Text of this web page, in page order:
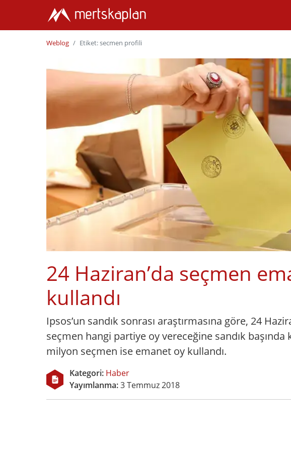
Weblog Etiket: secmen profili
24 Haziran’da seçmen
kullandı
Ipsos’un sandık sonrası araştırmasına göre, 24
seçmen hangi partiye oy vereceğine sandık başında
milyon seçmen ise emanet oy kullandı.
Kategori: Haber
Yayımlanma:3 Temmuz 2018